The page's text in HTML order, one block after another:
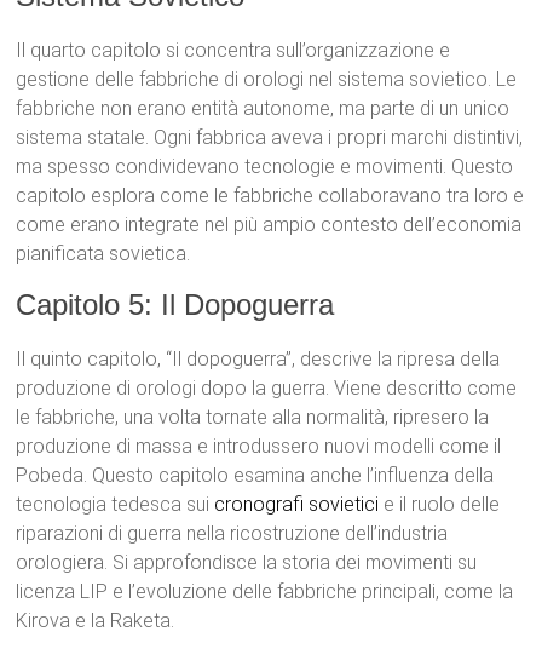
Il quarto capitolo si concentra sull’organizzazione e
gestione delle fabbriche di orologi nel sistema sovietico. Le
fabbriche non erano entità autonome, ma parte di un unico
sistema statale. Ogni fabbrica aveva i propri marchi distintivi,
ma spesso condividevano tecnologie e movimenti. Questo
capitolo esplora come le fabbriche collaboravano tra loro e
come erano integrate nel più ampio contesto dell’economia
pianificata sovietica.
Capitolo 5: Il Dopoguerra
Il quinto capitolo, “Il dopoguerra”, descrive la ripresa della
produzione di orologi dopo la guerra. Viene descritto come
le fabbriche, una volta tornate alla normalità, ripresero la
produzione di massa e introdussero nuovi modelli come il
Pobeda. Questo capitolo esamina anche l’influenza della
tecnologia tedesca sui cronografi sovietici e il ruolo delle
riparazioni di guerra nella ricostruzione dell’industria
orologiera. Si approfondisce la storia dei movimenti su
licenza LIP e l’evoluzione delle fabbriche principali, come la
Kirova e la Raketa.